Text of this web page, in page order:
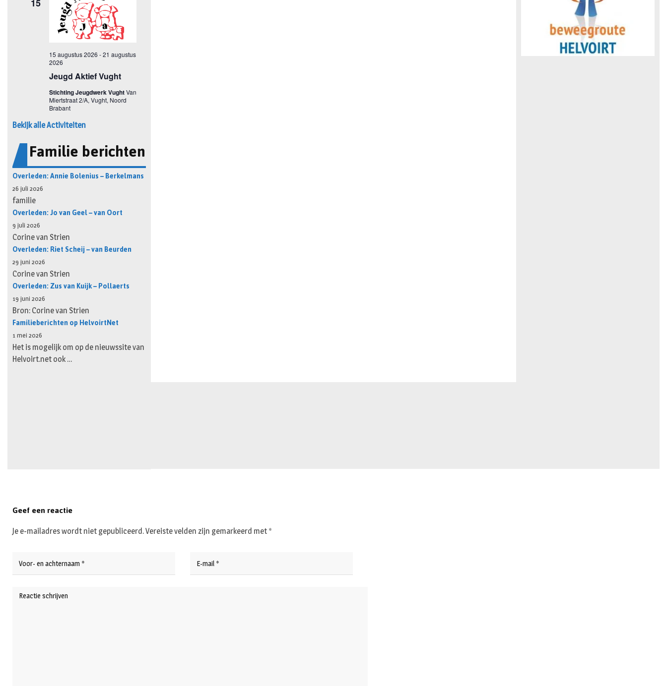
Bekijk alle Activiteiten
Familie berichten
Overleden: Annie Bolenius – Berkelmans
26 juli 2026
familie
Overleden: Jo van Geel – van Oort
9 juli 2026
Corine van Strien
Overleden: Riet Scheij – van Beurden
29 juni 2026
Corine van Strien
Overleden: Zus van Kuijk – Pollaerts
19 juni 2026
Bron: Corine van Strien
Familieberichten op HelvoirtNet
1 mei 2026
Het is mogelijk om op de nieuwssite van
Helvoirt.net ook …
Geef een reactie
Je e-mailadres wordt niet gepubliceerd.Vereiste velden zijn gemarkeerd met *